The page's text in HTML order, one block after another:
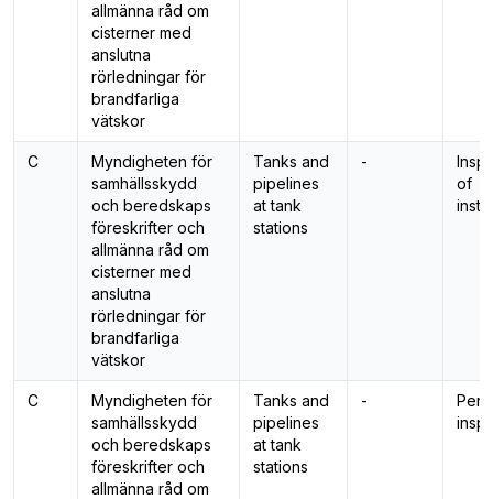
allmänna råd om
cisterner med
anslutna
rörledningar för
brandfarliga
vätskor
C
Myndigheten för
samhällsskydd
och beredskaps
föreskrifter och
allmänna råd om
cisterner med
anslutna
rörledningar för
brandfarliga
vätskor
Tanks and
pipelines
at tank
stations
-
of
C
Myndigheten för
samhällsskydd
och beredskaps
föreskrifter och
allmänna råd om
Tanks and
pipelines
at tank
stations
-